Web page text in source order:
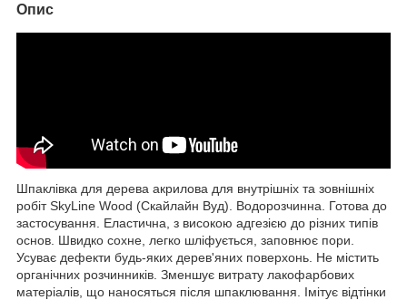
Опис
Шпаклівка для дерева акрилова для внутрішніх та зовнішніх
робіт SkyLine Wood (Скайлайн Вуд). Водорозчинна. Готова до
застосування. Еластична, з високою адгезією до різних типів
основ. Швидко сохне, легко шліфується, заповнює пори.
Усуває дефекти будь-яких дерев'яних поверхонь. Не містить
органічних розчинників. Зменшує витрату лакофарбових
матеріалів, що наносяться після шпаклювання. Імітує відтінки